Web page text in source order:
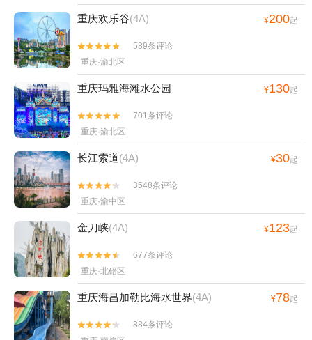
重庆欢乐谷(4A) ¥200起


589条评论
重庆·渝北区
重庆玛雅海滩水公园 ¥130起


701条评论
重庆·渝北区
长江索道(4A) ¥30起


3548条评论
重庆·渝中区
金刀峡(4A) ¥123起


677条评论
重庆·北碚区
重庆海昌加勒比海水世界(4A) ¥78起


884条评论